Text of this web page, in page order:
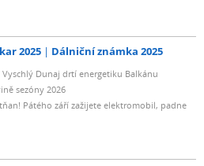
2025 Dálniční známka 2025
Dunaj drtí energetiku Balkánu
sezóny 2026
Pátého září zažijete elektromobil, padne